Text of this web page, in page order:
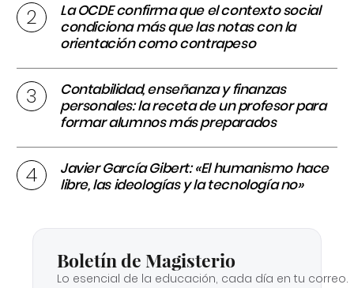
La OCDE confirma que el contexto social
condiciona más que las notas con la
orientación como contrapeso
Contabilidad, enseñanza y finanzas
personales: la receta de un profesor para
formar alumnos más preparados
Javier García Gibert: «El humanismo hace
libre, las ideologías y la tecnología no»
Boletín de Magisterio
Lo esencial de la educación, cada día en tu correo.